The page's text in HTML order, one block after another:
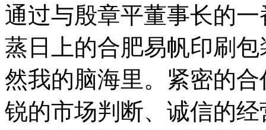
通过与殷章平董事长的
蒸日上的合肥易帆印刷
然我的脑海里。紧密的
锐的市场判断、诚信的